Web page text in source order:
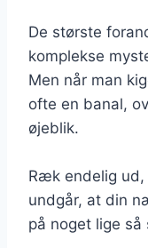
De største
komplekse
Men når man
ofte en banal,
øjeblik.
Ræk endelig ud,
undgår, at din
på noget lige